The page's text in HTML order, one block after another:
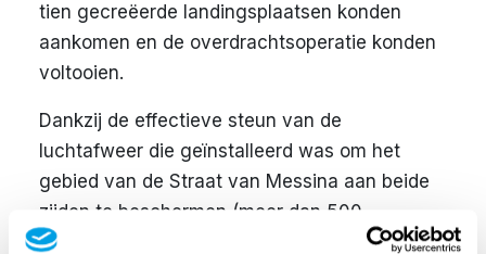
tien gecreëerde landingsplaatsen konden
aankomen en de overdrachtsoperatie konden
voltooien.
Dankzij de effectieve steun van de
luchtafweer die geïnstalleerd was om het
gebied van de Straat van Messina aan beide
zijden te beschermen (meer dan 500
artilleriestukken), werd het transport van de